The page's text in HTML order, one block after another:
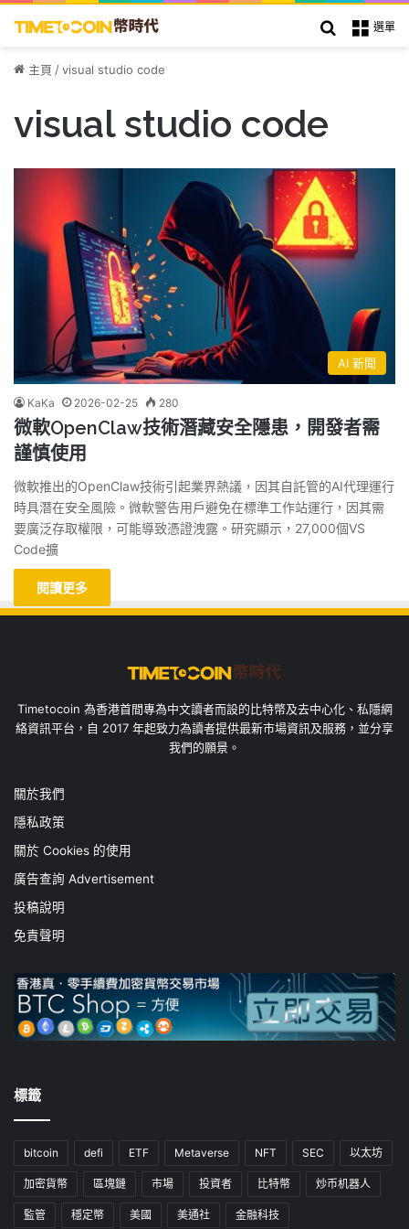
選單
搜索
主頁 /visual studio code
visual studio code
AI 新聞
KaKa 2026-02-25 280
微軟OpenClaw技術潛藏安全隱患，開發者需
謹慎使用
微軟推出的OpenClaw技術引起業界熱議，因其自託管的AI代理運行
時具潛在安全風險。微軟警告用戶避免在標準工作站運行，因其需
要廣泛存取權限，可能導致憑證洩露。研究顯示，27,000個VS
Code擴
閱讀更多
Timetocoin 為香港首間專為中文讀者而設的比特幣及去中心化、私隱網
絡資訊平台，自 2017 年起致力為讀者提供最新市場資訊及服務，並分享
我們的願景。
關於我們
隱私政策
關於 Cookies 的使用
廣告查詢 Advertisement
投稿說明
免責聲明
標籤
bitcoin defi ETF Metaverse NFT SEC 以太坊
加密貨幣 區塊鏈 市場 投資者 比特幣 炒币机器人
監管 穩定幣 美國 美通社 金融科技